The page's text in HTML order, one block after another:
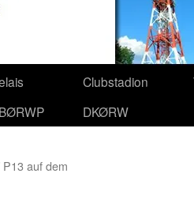
Clubstadion
DKØRW
auf dem